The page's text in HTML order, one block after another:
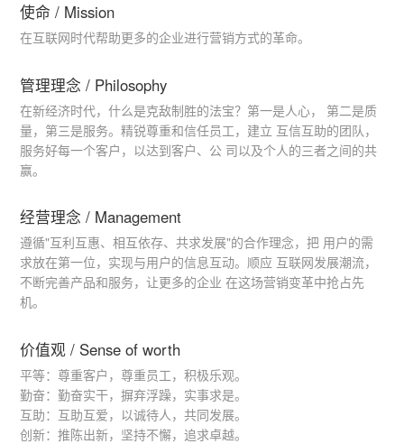
使命 / Mission
在互联网时代帮助更多的企业进行营销方式的革命。
管理理念 / Philosophy
在新经济时代，什么是克敌制胜的法宝？第一是人心， 第二是质
量，第三是服务。精锐尊重和信任员工，建立 互信互助的团队，
服务好每一个客户，以达到客户、公 司以及个人的三者之间的共
赢。
经营理念 / Management
遵循"互利互惠、相互依存、共求发展"的合作理念，把 用户的需
求放在第一位，实现与用户的信息互动。顺应 互联网发展潮流，
不断完善产品和服务，让更多的企业 在这场营销变革中抢占先
机。
价值观 / Sense of worth
平等：尊重客户，尊重员工，积极乐观。
勤奋：勤奋实干，摒弃浮躁，实事求是。
互助：互助互爱，以诚待人，共同发展。
创新：推陈出新，坚持不懈，追求卓越。